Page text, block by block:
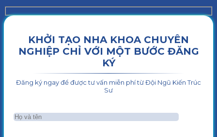
KHỞI TẠO NHA KHOA CHUYÊN
NGHIỆP CHỈ VỚI MỘT BƯỚC ĐĂNG
KÝ
Đăng ký ngay để được tư vấn miễn phí từ Đội Ngũ Kiến Trúc
Sư